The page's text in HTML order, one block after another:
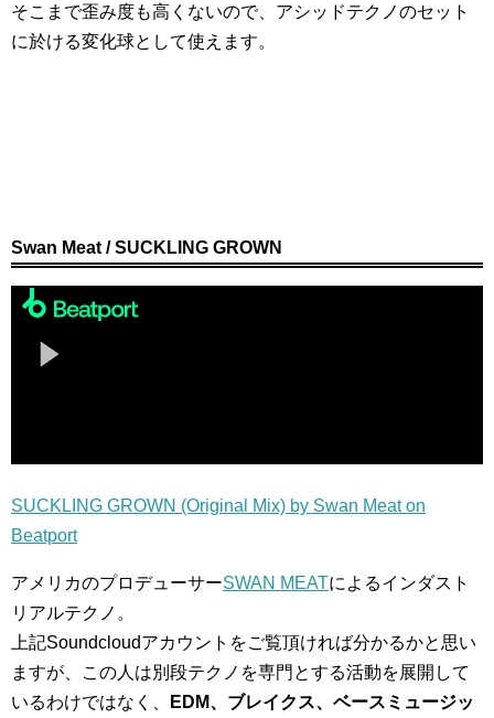
そこまで歪み度も高くないので、アシッドテクノのセット
に於ける変化球として使えます。
Swan Meat / SUCKLING GROWN
SUCKLING GROWN (Original Mix) by Swan Meat on
Beatport
アメリカのプロデューサーSWAN MEATによるインダスト
リアルテクノ。
上記Soundcloudアカウントをご覧頂ければ分かるかと思い
ますが、この人は別段テクノを専門とする活動を展開して
いるわけではなく、
EDM、ブレイクス、ベースミュージッ